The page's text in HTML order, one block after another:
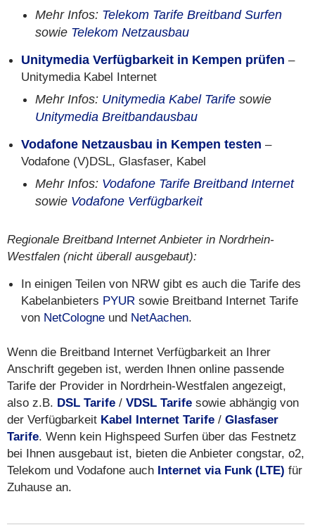
Mehr Infos: Telekom Tarife Breitband Surfen
sowie Telekom Netzausbau
Unitymedia Verfügbarkeit in Kempen prüfen –
Unitymedia Kabel Internet
Mehr Infos: Unitymedia Kabel Tarife sowie
Unitymedia Breitbandausbau
Vodafone Netzausbau in Kempen testen –
Vodafone (V)DSL, Glasfaser, Kabel
Mehr Infos: Vodafone Tarife Breitband Internet
sowie Vodafone Verfügbarkeit
Regionale Breitband Internet Anbieter in Nordrhein-
Westfalen (nicht überall ausgebaut):
In einigen Teilen von NRW gibt es auch die Tarife des
Kabelanbieters PYUR sowie Breitband Internet Tarife
von NetCologne und NetAachen.
Wenn die Breitband Internet Verfügbarkeit an Ihrer
Anschrift gegeben ist, werden Ihnen online passende
Tarife der Provider in Nordrhein-Westfalen angezeigt,
also z.B. DSL Tarife / VDSL Tarife sowie abhängig von
der Verfügbarkeit Kabel Internet Tarife / Glasfaser
Tarife. Wenn kein Highspeed Surfen über das Festnetz
bei Ihnen ausgebaut ist, bieten die Anbieter congstar, o2,
Telekom und Vodafone auch Internet via Funk (LTE) für
Zuhause an.